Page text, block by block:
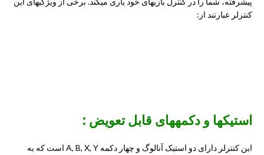
کنترلر عبارتند از:
استیکها و دکمههای قابل تعویض :
این کنترلر دارای دو استیک آنالوگ و چهار دکمه A, B, X, Y است که به